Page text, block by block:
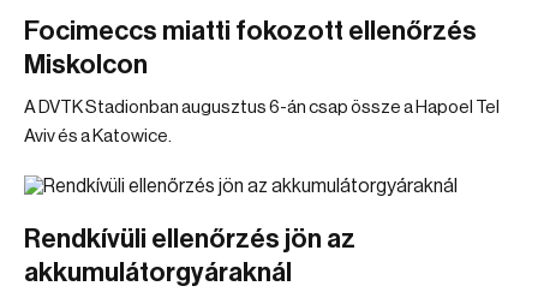
Focimeccs miatti fokozott ellenőrzés
Miskolcon
A DVTK Stadionban augusztus 6-án csap össze a Hapoel Tel
Aviv és a Katowice.
Rendkívüli ellenőrzés jön az
akkumulátorgyáraknál